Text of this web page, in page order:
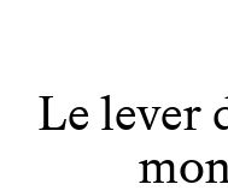
Le lever